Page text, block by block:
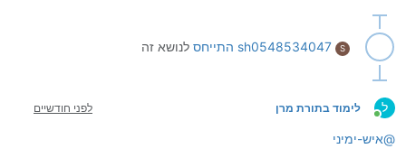
S
sh0548534047 התייחס לנושא זה
ל
מחובר
לימוד בתורת מרן לפני חודשיים
@איש-ימיני